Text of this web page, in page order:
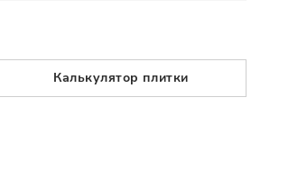
Калькулятор плитки